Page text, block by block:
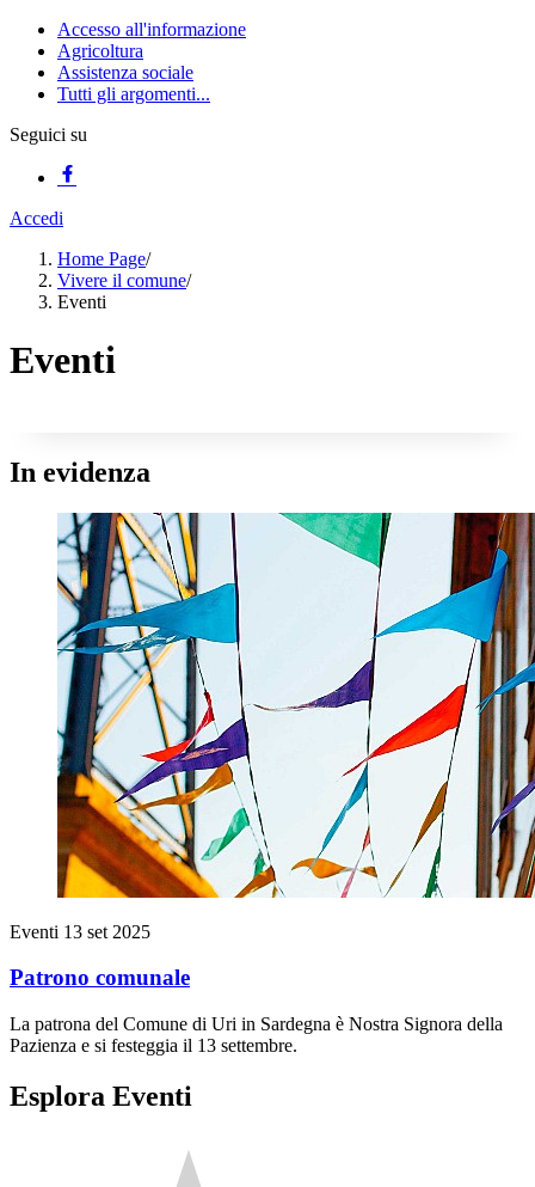
Accesso all'informazione
Agricoltura
Assistenza sociale
Tutti gli argomenti...
Seguici su
Accedi
Home Page/
Vivere il comune/
Eventi
Eventi
In evidenza
Eventi 13 set 2025
Patrono comunale
La patrona del Comune di Uri in Sardegna è Nostra Signora della
Pazienza e si festeggia il 13 settembre.
Esplora Eventi